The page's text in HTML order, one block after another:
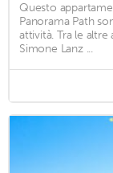
Questo
Panorama Path
attività. Tra le
Simone Lanz ...